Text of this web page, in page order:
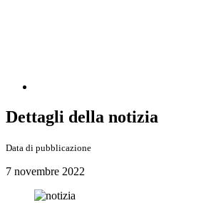
Dettagli della notizia
Data di pubblicazione
7 novembre 2022